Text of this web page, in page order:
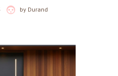
by Durand